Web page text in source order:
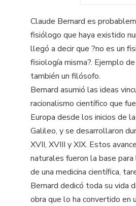
Claude Bernard es
fisiólogo que haya existido
llegó a decir que ?no es un
fisiología misma?. Ejemplo
también un filósofo.
Bernard asumió las ideas
racionalismo científico que
Europa desde los inicios de
Galileo, y se desarrollaron
XVII, XVIII y XIX. Estos
naturales fueron la base
de una medicina científica,
Bernard dedicó toda su vida
obra que lo ha convertido en